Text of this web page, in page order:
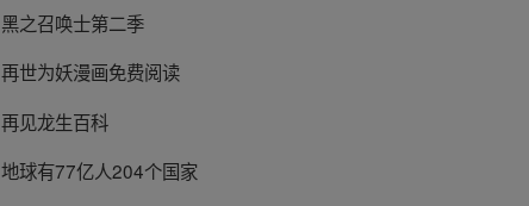
黑之召唤士第二季
再世为妖漫画免费阅读
再见龙生百科
地球有77亿人204个国家